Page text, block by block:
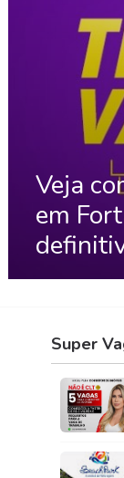
Veja
em
Super